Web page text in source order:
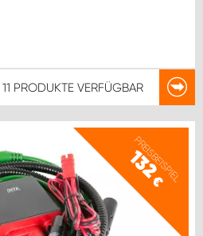
11 PRODUKTE VERFÜGBAR
PREISBEISPIEL
132
€